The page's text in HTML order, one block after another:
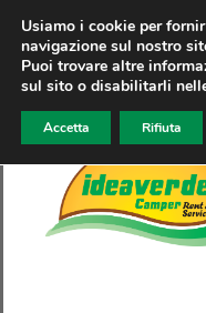
Usiamo i cookie per
navigazione sul nostro
Puoi trovare altre
sul sito o disabilitarli
Accetta Rifiuta